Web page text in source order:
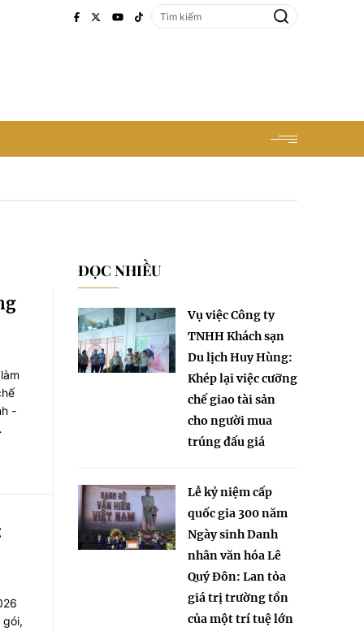
-
ĐỌC NHIỀU
Vụ việc Công ty
TNHH Khách sạn
Du lịch Huy Hùng:
Khép lại việc cưỡng
chế giao tài sản
cho người mua
trúng đấu giá
Lễ kỷ niệm cấp
quốc gia 300 năm
Ngày sinh Danh
nhân văn hóa Lê
Quý Đôn: Lan tỏa
giá trị trường tồn
của một trí tuệ lớn